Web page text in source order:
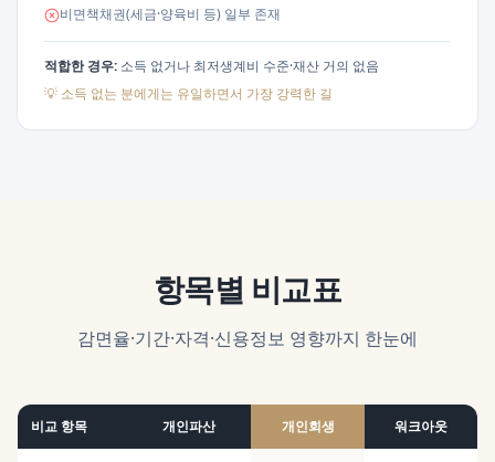
비면책채권(세금·양육비 등) 일부 존재
적합한 경우: 소득 없거나 최저생계비 수준·재산 거의 없음
💡 소득 없는 분에게는 유일하면서 가장 강력한 길
항목별 비교표
감면율·기간·자격·신용정보 영향까지 한눈에
비교 항목 개인파산 개인회생 워크아웃